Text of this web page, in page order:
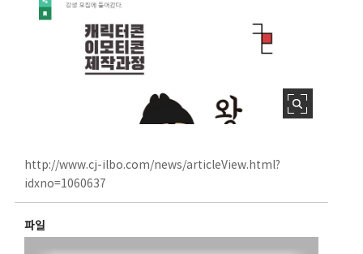
http://www.cj-ilbo.com/news/articleView.html?
idxno=1060637
파일